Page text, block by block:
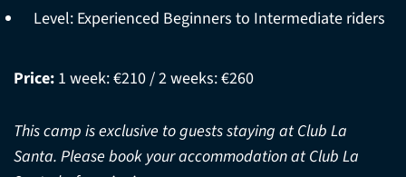
Level: Experienced Beginners to Intermediate riders
Price: 1 week: €210 / 2 weeks: €260
This camp is exclusive to guests staying at Club La
Santa. Please book your accommodation at Club La